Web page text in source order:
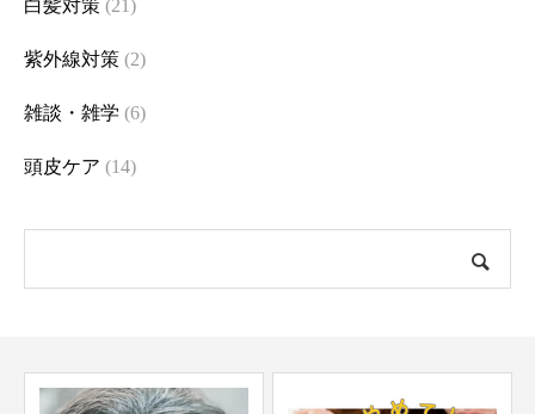
白髪対策 (21)
紫外線対策 (2)
雑談・雑学 (6)
頭皮ケア (14)